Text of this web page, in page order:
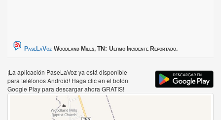
PaseLaVoz Woodland Mills, TN: Ultimo Incidente Reportado.
¡La aplicación PaseLaVoz ya está disponible
para teléfonos Android! Haga clic en el botón
Google Play para descargar ahora GRATIS!